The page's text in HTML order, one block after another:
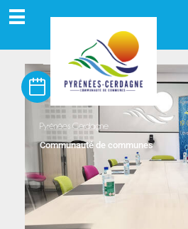
Pyrénées Cerdagne
Communauté de communes
AU CŒUR DU PARC
PYRÉNÉES
Agenda